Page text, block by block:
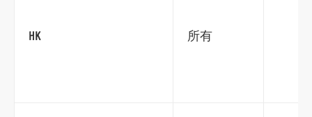
HK 所有